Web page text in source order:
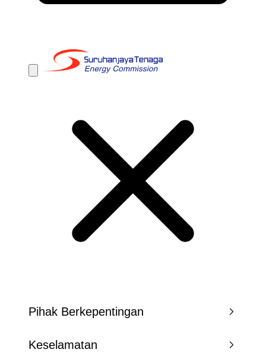
Pihak Berkepentingan
Keselamatan